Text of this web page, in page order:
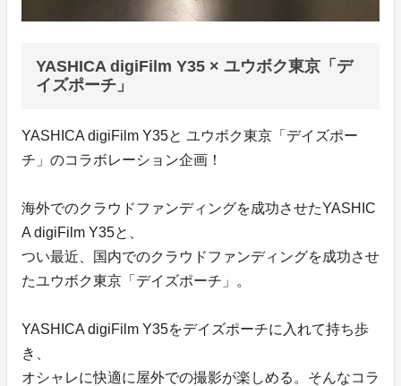
YASHICA digiFilm Y35 × ユウボク東京「デ
イズポーチ」
YASHICA digiFilm Y35と ユウボク東京「デイズポー
チ」のコラボレーション企画！
海外でのクラウドファンディングを成功させたYASHIC
A digiFilm Y35と、
つい最近、国内でのクラウドファンディングを成功させ
たユウボク東京「デイズポーチ」。
YASHICA digiFilm Y35をデイズポーチに入れて持ち歩
き、
オシャレに快適に屋外での撮影が楽しめる。そんなコラ